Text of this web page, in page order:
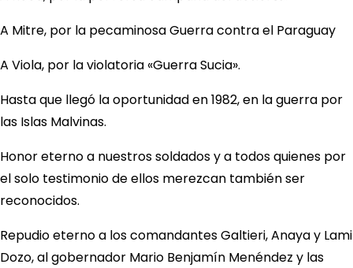
A Mitre, por la pecaminosa Guerra contra el Paraguay
A Viola, por la violatoria «Guerra Sucia».
Hasta que llegó la oportunidad en 1982, en la guerra por
las Islas Malvinas.
Honor eterno a nuestros soldados y a todos quienes por
el solo testimonio de ellos merezcan también ser
reconocidos.
Repudio eterno a los comandantes Galtieri, Anaya y Lami
Dozo, al gobernador Mario Benjamín Menéndez y las